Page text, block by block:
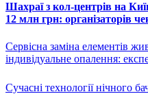
Шахраї з кол-центрів на
12 млн грн: організаторів
Сервісна заміна елементів
індивідуальне опалення:
Сучасні технології нічного